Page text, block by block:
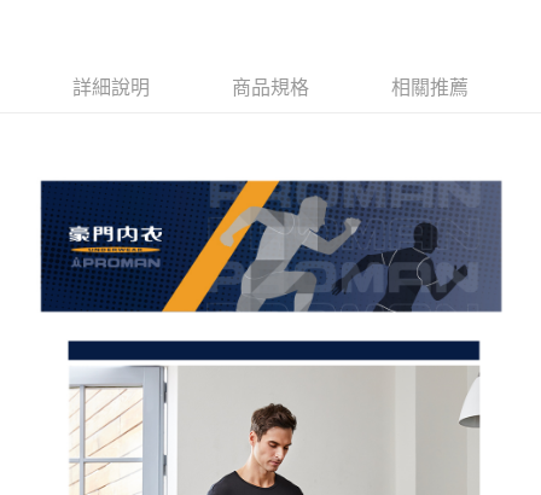
１．於結帳方式選擇「AFTEE先享後付」後，將跳轉至「AFTEE先享後付」
ATM／網路銀行／等多元方式進行付款，方視為交易完成。
※ 請注意：結帳手續完成當下不需立刻繳費，但若您需要取消訂單，請聯絡
購買商品的店家。未經商家同意取消之訂單仍視為有效，需透過AFTEE先享
後付繳納相關費用。
※ 交易是否成功請以「AFTEE先享後付 」之結帳頁面顯示為準，若有關於
是否繳費成功／繳費後需取消欲退款等相關疑問，請聯繫「AFTEE先享後付
客戶支援中心」https://netprotections.freshdesk.com/support/home
１．透過由恩沛科技股份有限公司提供之「AFTEE先享後付」服務完成之交
易，需依本服務之必要範圍內提供個人資料，並將交易相關給付款項請求債
權轉讓予恩沛科技股份有限公司。
２．關於個人資料處理事宜，請瀏覽以下網址：
https://aftee.tw/terms/#terms3
３．未成年的使用者請事先徵得法定代理人或監護人之同意方可使用
7-11取貨付款
每筆NT$80，滿NT$899(含以上)免運費
付款後7-11取貨
每筆NT$80，滿NT$899(含以上)免運費
每筆NT$100，滿NT$899(含以上)免運費
詳細說明 商品規格 相關推薦